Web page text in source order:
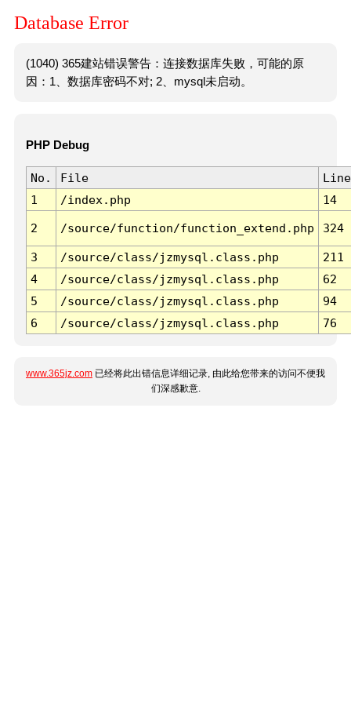
Database Error
(1040) 365建站错误警告：连接数据库失败，可能的原
因：1、数据库密码不对; 2、mysql未启动。
PHP Debug
No. File
Line
1
/index.php 14
2 /source/function/function_extend.php 324
3 /source/class/jzmysql.class.php
211
4
/source/class/jzmysql.class.php
62
5
/source/class/jzmysql.class.php
94
6
/source/class/jzmysql.class.php 76
www.365jz.com 已经将此出错信息详细记录, 由此给您带来的访问不便我
们深感歉意.